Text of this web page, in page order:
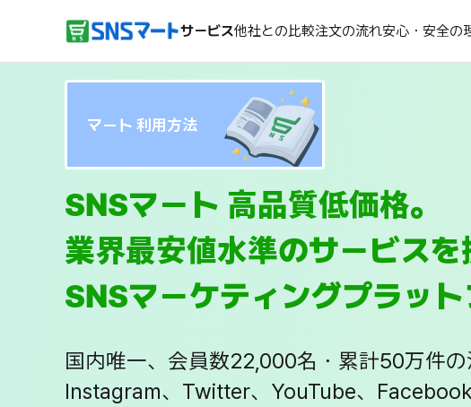
サービス他社との比較注文の流れ安心・安全の
マート 利用方法
SNSマート 高品質低価格。
業界最安値水準のサービスを
SNSマーケティングプラッ
国内唯一、会員数22,000名・累計50万件
Instagram、Twitter、YouTube、